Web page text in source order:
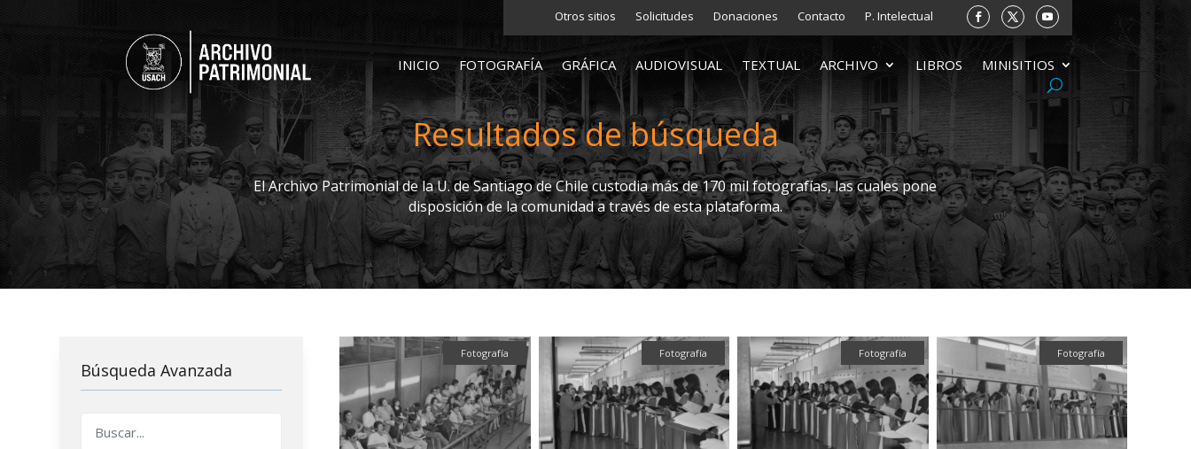
Otros sitios Solicitudes Donaciones Contacto P. Intelectual
INICIO FOTOGRAFÍA GRÁFICA AUDIOVISUAL TEXTUAL ARCHIVO LIBROS MINISITIOS
Resultados de búsqueda
El Archivo Patrimonial de la U. de Santiago de Chile custodia más de 170 mil fotografías, las cuales pone
disposición de la comunidad a través de esta plataforma.
Búsqueda Avanzada
Fotografía Fotografía Fotografía Fotografía